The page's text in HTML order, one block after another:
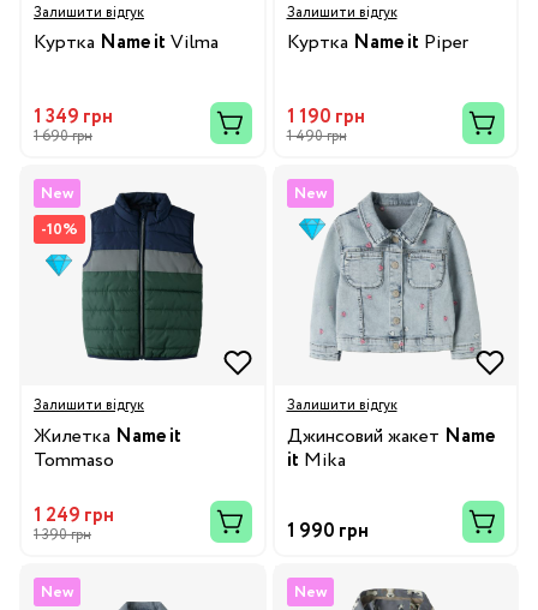
Залишити відгук
Куртка Name it Vilma
1 349 грн
1 690 грн
Залишити відгук
Куртка Name it Piper
1 190 грн
1 490 грн
New
-10%
Залишити відгук
Жилетка Name it
Tommaso
1 249 грн
1 390 грн
New
Залишити відгук
Джинсовий жакет Name
it Mika
1 990 грн
New
New